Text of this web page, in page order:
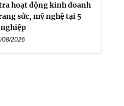
hoạt động kinh doanh
sức, mỹ nghệ tại 5
08/2026